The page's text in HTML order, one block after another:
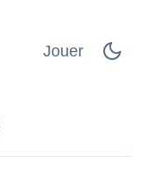
Jouer